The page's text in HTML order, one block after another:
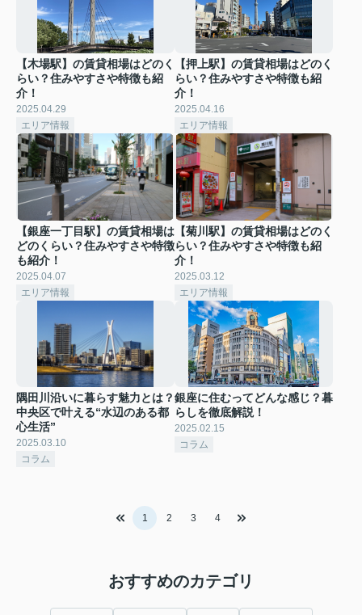
【木場駅】の賃貸相場はどのく
らい？住みやすさや特徴も紹
介！
2025.04.29
エリア情報
【押上駅】の賃貸相場はどのく
らい？住みやすさや特徴も紹
介！
2025.04.16
エリア情報
【銀座一丁目駅】の賃貸相場は
どのくらい？住みやすさや特徴
も紹介！
2025.04.07
エリア情報
【菊川駅】の賃貸相場はどのく
らい？住みやすさや特徴も紹
介！
2025.03.12
エリア情報
隅田川沿いに暮らす魅力とは？
中央区で叶える“水辺のある都
心生活”
2025.03.10
コラム
銀座に住むってどんな感じ？暮
らしを徹底解説！
2025.02.15
コラム
1 2 3 4
おすすめのカテゴリ